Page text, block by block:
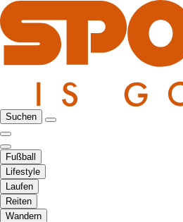
Suchen
Fußball
Lifestyle
Laufen
Reiten
Wandern